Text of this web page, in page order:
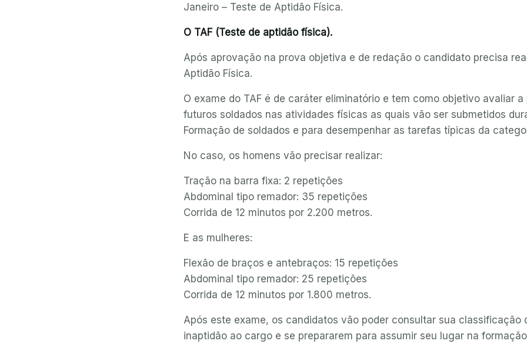
Janeiro – Teste de Aptidão Física.
O TAF (Teste de aptidão física).
Após aprovação na prova objetiva e de redação o candidato precisa
Aptidão Física.
O exame do TAF é de caráter eliminatório e tem como objetivo avaliar a
futuros soldados nas atividades físicas as quais vão ser submetidos
Formação de soldados e para desempenhar as tarefas típicas da
No caso, os homens vão precisar realizar:
Tração na barra fixa: 2 repetições
Abdominal tipo remador: 35 repetições
Corrida de 12 minutos por 2.200 metros.
E as mulheres:
Flexão de braços e antebraços: 15 repetições
Abdominal tipo remador: 25 repetições
Corrida de 12 minutos por 1.800 metros.
Após este exame, os candidatos vão poder consultar sua classificação
inaptidão ao cargo e se prepararem para assumir seu lugar na